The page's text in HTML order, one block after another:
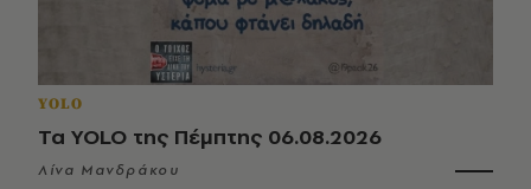
YOLO
Τα YOLO της Πέμπτης 06.08.2026
Λίνα Μανδράκου